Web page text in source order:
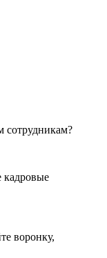
сотрудникам?
кадровые
воронку,